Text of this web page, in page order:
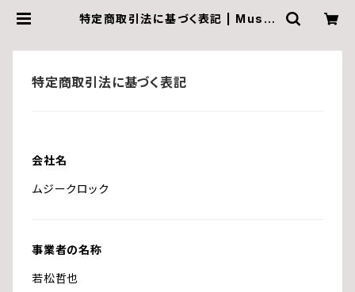
特定商取引法に基づく表記 | Musiq
特定商取引法に基づく表記
会社名
ムジークロック
事業者の名称
若松哲也